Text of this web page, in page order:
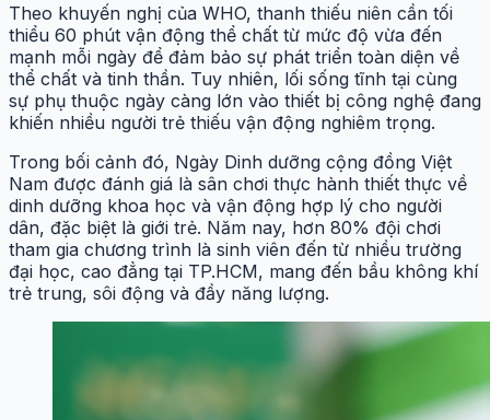
Theo khuyến nghị của WHO, thanh thiếu niên cần tối
thiểu 60 phút vận động thể chất từ mức độ vừa đến
mạnh mỗi ngày để đảm bảo sự phát triển toàn diện về
thể chất và tinh thần. Tuy nhiên, lối sống tĩnh tại cùng
sự phụ thuộc ngày càng lớn vào thiết bị công nghệ đang
khiến nhiều người trẻ thiếu vận động nghiêm trọng.
Trong bối cảnh đó, Ngày Dinh dưỡng cộng đồng Việt
Nam được đánh giá là sân chơi thực hành thiết thực về
dinh dưỡng khoa học và vận động hợp lý cho người
dân, đặc biệt là giới trẻ. Năm nay, hơn 80% đội chơi
tham gia chương trình là sinh viên đến từ nhiều trường
đại học, cao đẳng tại TP.HCM, mang đến bầu không khí
trẻ trung, sôi động và đầy năng lượng.